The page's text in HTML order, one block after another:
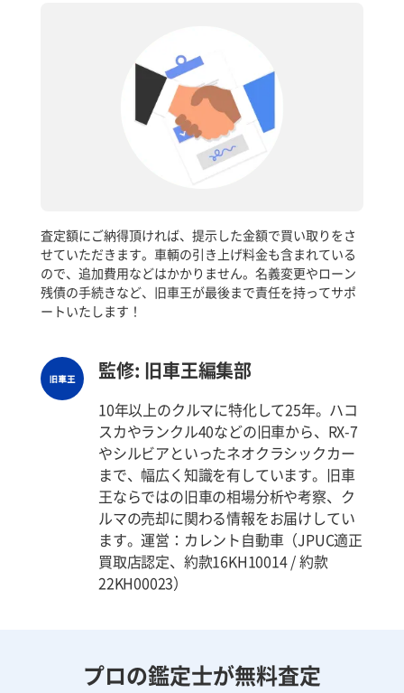
査定額にご納得頂ければ、提示した金額で買い取りをさ
せていただきます。車輌の引き上げ料金も含まれている
ので、追加費用などはかかりません。名義変更やローン
残債の手続きなど、旧車王が最後まで責任を持ってサポ
ートいたします！
監修: 旧車王編集部
10年以上のクルマに特化して25年。ハコ
スカやランクル40などの旧車から、RX-7
やシルビアといったネオクラシックカー
まで、幅広く知識を有しています。旧車
王ならではの旧車の相場分析や考察、ク
ルマの売却に関わる情報をお届けしてい
ます。運営：カレント自動車（JPUC適正
買取店認定、約款16KH10014 / 約款
22KH00023）
プロの鑑定士が無料査定